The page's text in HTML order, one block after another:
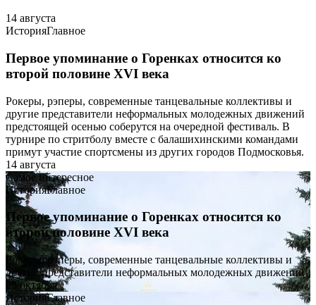
14 августа
ИсторияГлавное
Первое упоминание о Горенках относится ко
второй половине XVI века
Рокеры, рэперы, современные танцевальные коллективы и
другие представители неформальных молодежных движений
предстоящей осенью соберутся на очередной фестиваль. В
турнире по стритболу вместе с балашихинскими командами
примут участие спортсмены из других городов Подмосковья.
14 августа
Самое интересное
ИсторияГлавное
Первое упоминание о Горенках относится ко
второй половине XVI века
Рокеры, рэперы, современные танцевальные коллективы и
другие представители неформальных молодежных движений
25 октября
ИсторияГлавное